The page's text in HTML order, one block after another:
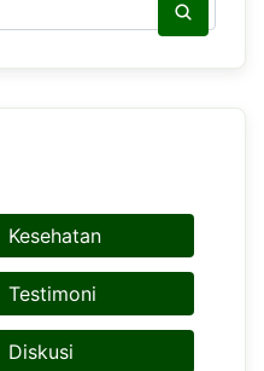
Kesehatan
Testimoni
Diskusi